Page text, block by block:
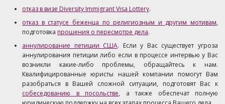
отказ в визе Diversity Immigrant Visa Lottery.
отказ в статусе беженца по религиозным и другим мотивам,
подготовка прошения о пересмотре дела.
аннулирование петиции США. Если у Вас существует угроза
аннулирования петиции либо если в процессе интервью у Вас
возникли какие-либо проблемы, обращайтесь к нам.
Квалифицированные юристы нашей компании помогут Вам
разобраться в Вашей сложной ситуации, подготовят Вас к
собеседованию в посольстве, а также обеспечат полную